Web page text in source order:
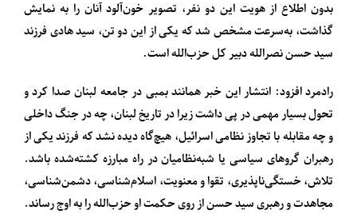
بدون اطلاع از هویت این دو نفر، تصویر خون‌آلود آنان را به نمایش
گذاشت، به‌سرعت مشخص شد که یکی از این دو تن، سید هادی فرزند
سید حسن نصرالله دبیر کل حزب‌الله است.
رادمرد افزود: انتشار این خبر همانند بمبی در جامعه لبنان صدا کرد و
تحول بسیار مهمی در پی داشت زیرا در تاریخ لبنان، چه در جنگ داخلی
و چه مقابله با تجاوز نظامی اسرائیل، هیچ‌گاه دیده نشد که فرزند یکی از
رهبران گروهای سیاسی یا شبه‌نظامیان در راه مبارزه کشته‌شده باشد.
تلاش، خستگی‌ناپذیری، تقوا و معنویت، اسلام‌شناسی، دشمن‌شناسی،
مجاهدت و رهبری سید حسن از روی حکمت او حزب‌الله را به اوج رساند.